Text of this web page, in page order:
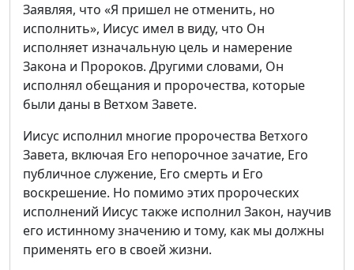
Заявляя, что «Я пришел не отменить, но
исполнить», Иисус имел в виду, что Он
исполняет изначальную цель и намерение
Закона и Пророков. Другими словами, Он
исполнял обещания и пророчества, которые
были даны в Ветхом Завете.
Иисус исполнил многие пророчества Ветхого
Завета, включая Его непорочное зачатие, Его
публичное служение, Его смерть и Его
воскрешение. Но помимо этих пророческих
исполнений Иисус также исполнил Закон, научив
его истинному значению и тому, как мы должны
применять его в своей жизни.